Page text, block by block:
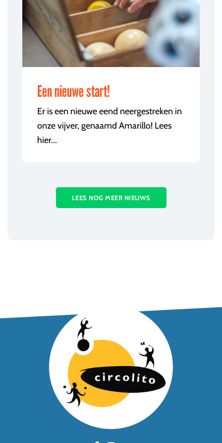
Een nieuwe start!
Er is een nieuwe eend neergestreken in
onze vijver, genaamd Amarillo! Lees
hier...
LEES NOG MEER NIEUWS